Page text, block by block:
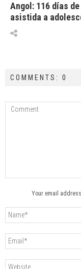
Angol: 116 días
asistida a
COMMENTS: 0
Your email